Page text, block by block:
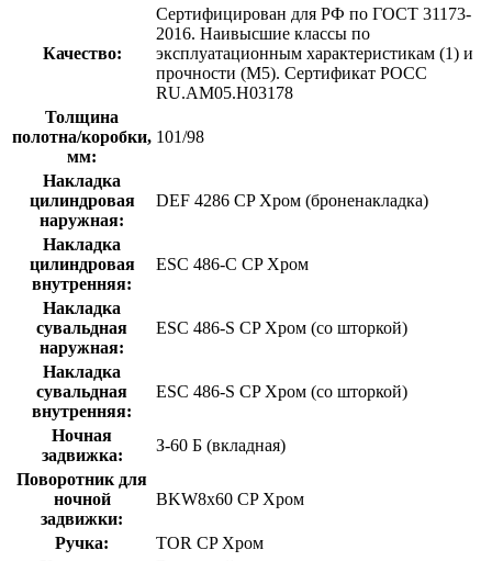
Качество:
Сертифицирован для РФ по ГОСТ 31173-
2016. Наивысшие классы по
эксплуатационным характеристикам (1) и
прочности (М5). Сертификат POCC
RU.AM05.H03178
Толщина
полотна/коробки,
мм:
101/98
Накладка
цилиндровая
наружная:
DEF 4286 CP Хром (броненакладка)
Накладка
цилиндровая
внутренняя:
ESC 486-C CP Хром
Накладка
сувальдная
наружная:
ESC 486-S CP Хром (со шторкой)
Накладка
сувальдная
внутренняя:
ESC 486-S CP Хром (со шторкой)
Ночная
задвижка:
З-60 Б (вкладная)
Поворотник для
ночной
задвижки:
BKW8x60 CP Хром
Ручка:
TOR CP Хром